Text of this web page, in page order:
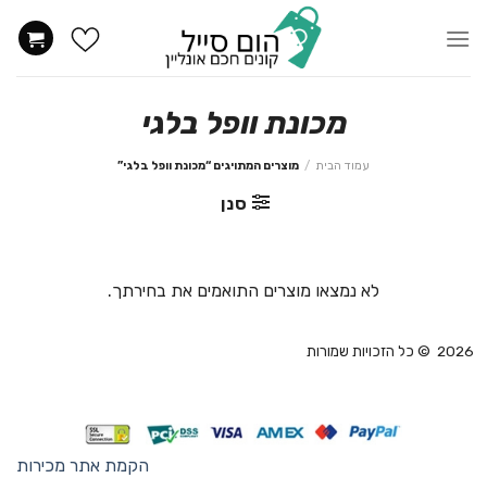
מכונת וופל בלגי
עמוד הבית / מוצרים המתויגים “מכונת וופל בלגי”
סנן
לא נמצאו מוצרים התואמים את בחירתך.
הקמת אתר מכירות